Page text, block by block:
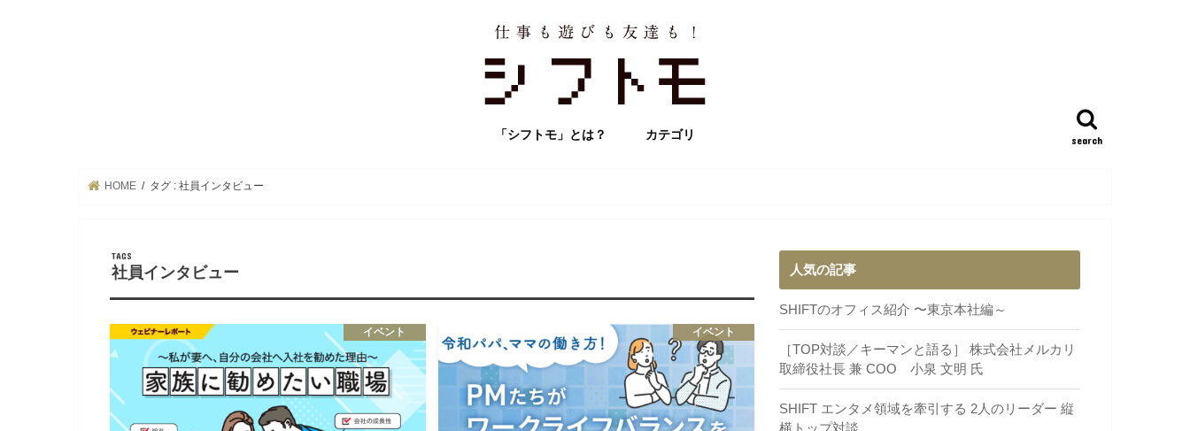
search
「シフトモ」とは？ カテゴリ
HOME タグ : 社員インタビュー
社員インタビュー
イベント イベント
人気の記事
SHIFTのオフィス紹介 〜東京本社編～
［TOP対談／キーマンと語る］ 株式会社メルカリ
取締役社長 兼 COO 小泉 文明 氏
SHIFT エンタメ領域を牽引する 2人のリーダー 縦